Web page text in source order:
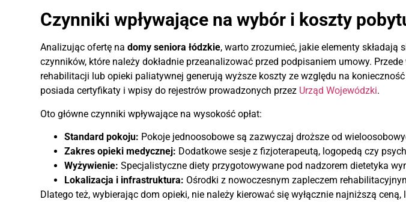
Czynniki wpływające na wybór i koszty
Analizując ofertę nadomy seniora łódzkie, warto zrozumieć, jakie elementy
czynników, które należy dokładnie przeanalizować przed podpisaniem umowy.
rehabilitacji lub opieki paliatywnej generują wyższe koszty ze względu na
posiada certyfikaty i wpisy do rejestrów prowadzonych przez Urząd Wojewódzki.
Oto główne czynniki wpływające na wysokość opłat:
Standard pokoju: Pokoje jednoosobowe są zazwyczaj droższe od
Zakres opieki medycznej: Dodatkowe sesje z fizjoterapeutą, logopedą czy
Wyżywienie: Specjalistyczne diety przygotowywane pod nadzorem dietetyka
Lokalizacja i infrastruktura: Ośrodki z nowoczesnym zapleczem
Dlatego też, wybierając dom opieki, nie należy kierować się wyłącznie najniższą